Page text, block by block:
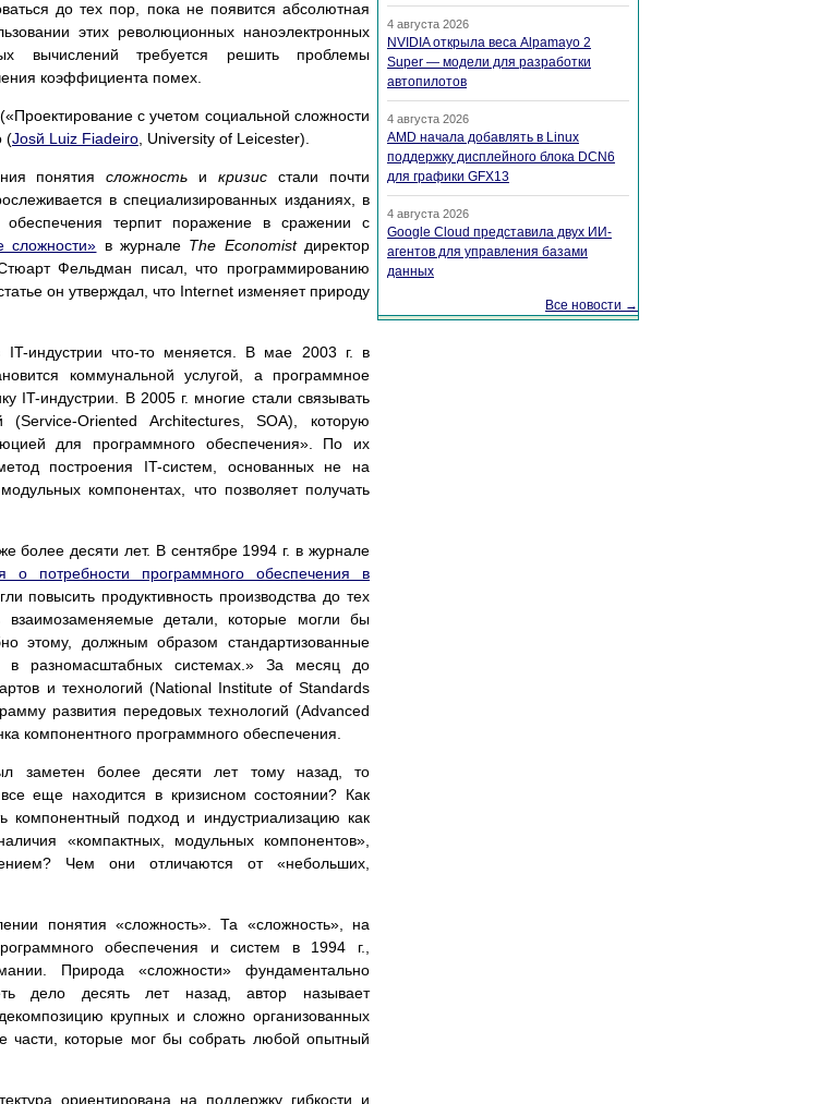
до тех пор, пока не появится абсолютная
этих революционных наноэлектронных
вычислений требуется решить проблемы
коэффициента помех.
с учетом социальной сложности
(Josй Luiz Fiadeiro , University of Leicester).
понятиясложность икризисстали почти
в специализированных изданиях, в
обеспечения терпит поражение в сражении с
в журнале The Economist директор
Фельдман писал, что программированию
он утверждал, что Internet изменяет природу
индустрии что-то меняется. В мае 2003 г. в
коммунальной услугой, а программное
IT-индустрии. В 2005 г. многие стали связывать
(Service-Oriented Architectures, SOA), которую
для программного обеспечения». По их
построения IT-систем, основанных не на
компонентах, что позволяет получать
более десяти лет. В сентябре 1994 г. в журнале
о потребности программного обеспечения в
повысить продуктивность производства до тех
детали, которые могли бы
этому, должным образом стандартизованные
в разномасштабных системах.» За месяц до
и технологий (National Institute of Standards
развития передовых технологий (Advanced
компонентного программного обеспечения.
заметен более десяти лет тому назад, то
еще находится в кризисном состоянии? Как
подход и индустриализацию как
«компактных, модульных компонентов»,
Чем они отличаются от «небольших,
понятия «сложность». Та «сложность», на
обеспечения и систем в 1994 г.,
Природа «сложности» фундаментально
дело десять лет назад, автор называет
крупных и сложно организованных
части, которые мог бы собрать любой опытный
ориентирована на поддержку гибкости и
4 августа 2026
NVIDIA открыла веса Alpamayo 2
Super — модели для разработки
автопилотов
4 августа 2026
AMD начала добавлять в Linux
поддержку дисплейного блока DCN6
для графики GFX13
4 августа 2026
Google Cloud представила двух ИИ-
агентов для управления базами
данных
Все новости →